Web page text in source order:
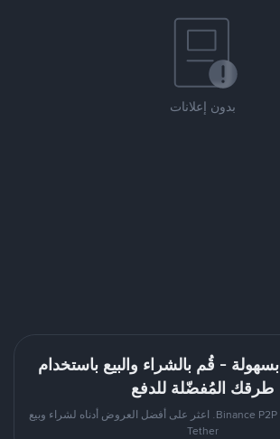
بدون إعلانات
تداول USDT بسهولة - قُم بالشراء والبيع باستخدام
طرقك المُفضّلة للدفع
قُم بمُبادلة USDT على Binance P2P. اعثر على أفضل العروض أدناه لشراء وبيع
Tether